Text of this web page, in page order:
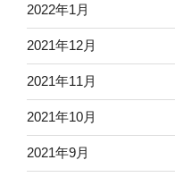
2022年1月
2021年12月
2021年11月
2021年10月
2021年9月